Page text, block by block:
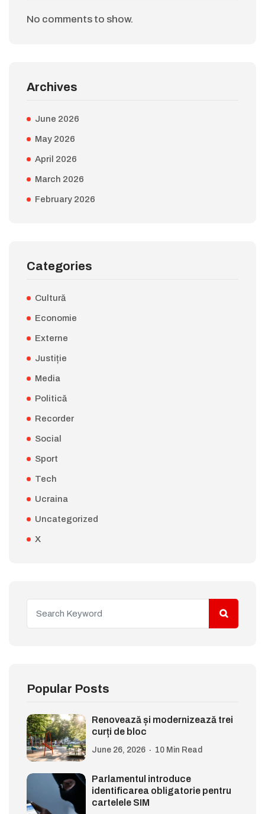
No comments to show.
Archives
June 2026
May 2026
April 2026
March 2026
February 2026
Categories
Cultură
Economie
Externe
Justiție
Media
Politică
Recorder
Social
Sport
Tech
Ucraina
Uncategorized
X
Popular Posts
Renovează și modernizează trei
curți de bloc
June 26, 2026 10 Min Read
Parlamentul introduce
identificarea obligatorie pentru
cartelele SIM